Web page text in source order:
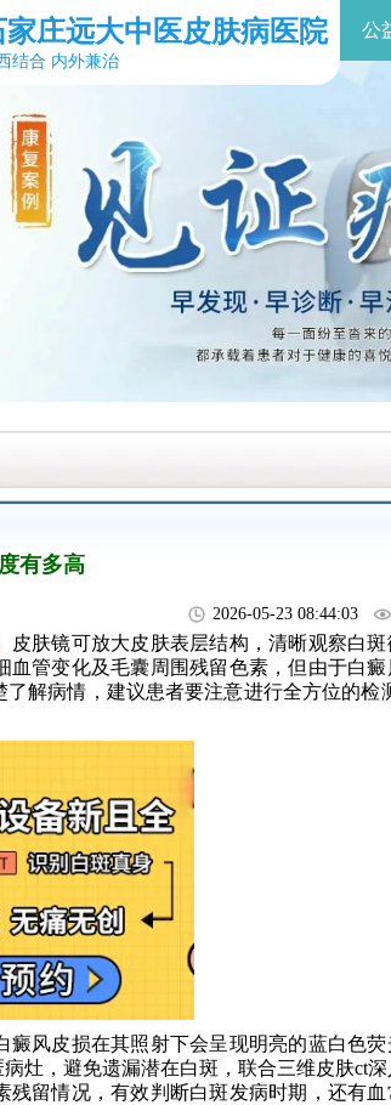
家庄远大中医皮肤病医院
结合 内外兼治
公
有多高
2026-05-23 08:44:03
皮肤镜可放大皮肤表层结构，清晰观察白
管变化及毛囊周围残留色素，但由于白癜
解病情，建议患者要注意进行全方位的检
风皮损在其照射下会呈现明亮的蓝白色荧
灶，避免遗漏潜在白斑，联合三维皮肤ct
留情况，有效判断白斑发病时期，还有血